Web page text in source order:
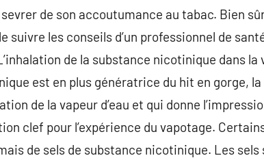
de son accoutumance au tabac. Bien
les conseils d’un professionnel de
de la substance nicotinique dans la
est en plus génératrice du hit en gorge, la
de la vapeur d’eau et qui donne
clef pour l’expérience du vapotage.
de sels de substance nicotinique. Les sels